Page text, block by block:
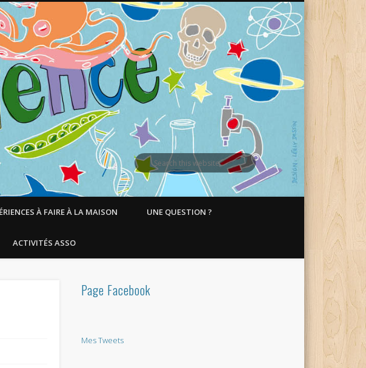
À FAIRE À LA MAISON UNE QUESTION ?
ACTIVITÉS ASSO
Page Facebook
Mes Tweets